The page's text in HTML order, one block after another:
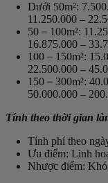
Dưới 50m²:
11.250.000 –
50 – 100m²:
16.875.000 –
100 – 150m²:
22.500.000 –
150 – 300m²:
50.000.000 –
Tính theo thời gian
Tính phí theo
Ưu điểm: Linh
Nhược điểm: